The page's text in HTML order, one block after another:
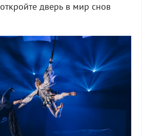
откройте дверь в мир снов